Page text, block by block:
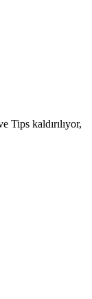
Tips kaldırılıyor,